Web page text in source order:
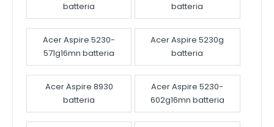
batteria
batteria
Acer Aspire 5230-
571g16mn batteria
Acer Aspire 5230g
batteria
Acer Aspire 8930
batteria
Acer Aspire 5230-
602g16mn batteria